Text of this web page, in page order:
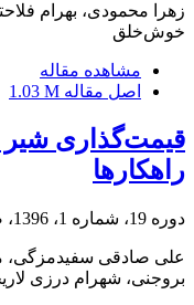
زهرا محمودی، بهرام
خوش‌خلق
مشاهده مقاله
اصل مقاله 1.03 M
قیمت‌گذاری شیر
راهکارها
دوره 19، شماره 1، 1396، صفحه
علی صادقی سفیدمزگی،
بروجنی، شهرام درزی